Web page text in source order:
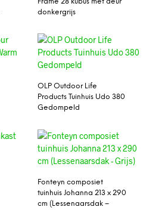
donkergrijs
OLP Outdoor Life
Products Tuinhuis Udo 380
Gedompeld
Fonteyn composiet
tuinhuis Johanna 213 x 290
cm (Lessenaarsdak –